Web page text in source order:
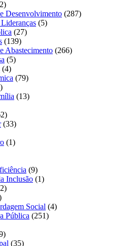
Desenvolvimento (287)
(5)
(27)
(139)
Abastecimento (266)
(5)
(4)
(79)
(13)
(33)
(1)
(9)
Inclusão (1)
Social (4)
Pública (251)
(35)